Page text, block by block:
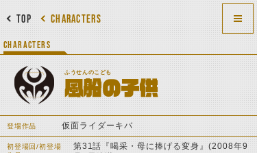
CHARACTERS
TOP
CHARACTERS
ふうせんのこども
風船の子供
登場作品 仮面ライダーキバ
初登場回/初登場
第31話『喝采・母に捧げる変身』(2008年9